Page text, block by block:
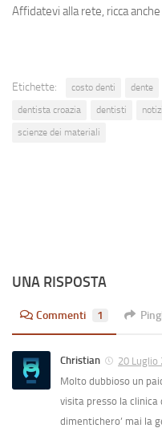
Affidatevi alla rete, ricca
Etichette: costo denti dente
dentista croazia
dentisti
scienze dei materiali
UNA RISPOSTA
Commenti 1
Christian
20 Luglio
Molto dubbioso un
visita presso la clinica
dimentichero’ mai la